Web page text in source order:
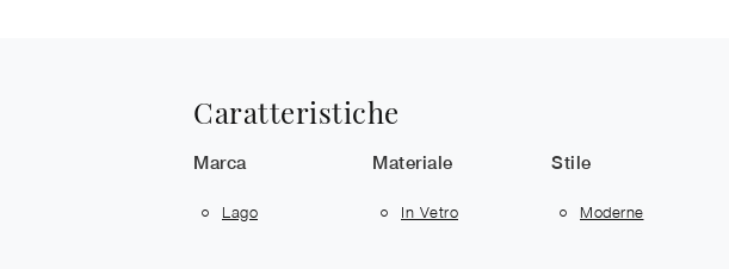
Caratteristiche
Marca
Lago
Materiale
In Vetro
Stile
Moderne